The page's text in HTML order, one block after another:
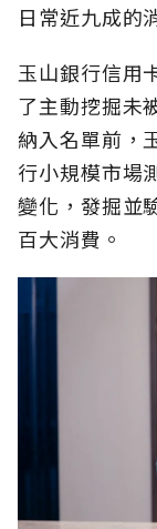
日常近九成的
玉山銀行信用
了主動挖掘未
納入名單前，
行小規模市場
變化，發掘並
百大消費。